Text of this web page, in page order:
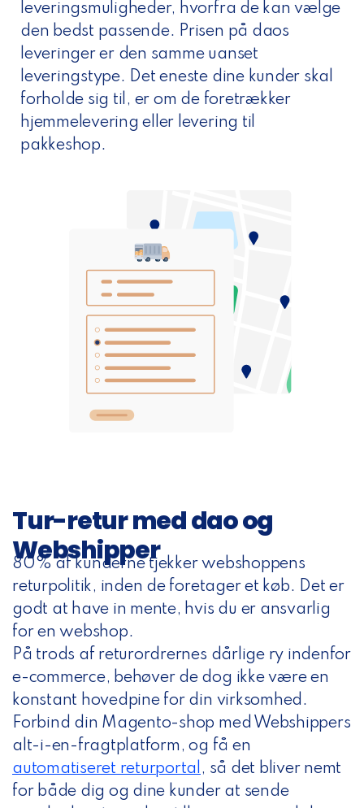
leveringsmuligheder, hvorfra de kan vælge
den bedst passende. Prisen på daos
leveringer er den samme uanset
leveringstype. Det eneste dine kunder skal
forholde sig til, er om de foretrækker
hjemmelevering eller levering til
pakkeshop.
Tur-retur med dao og
Webshipper
80% af kunderne tjekker webshoppens
returpolitik, inden de foretager et køb. Det er
godt at have in mente, hvis du er ansvarlig
for en webshop.
På trods af returordrernes dårlige ry indenfor
e-commerce, behøver de dog ikke være en
konstant hovedpine for din virksomhed.
Forbind din Magento-shop med Webshippers
alt-i-en-fragtplatform, og få en
automatiseret returportal , så det bliver nemt
for både dig og dine kunder at sende